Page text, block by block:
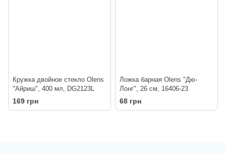
Кружка двойное стекло Olens
"Айриш", 400 мл, DG2123L
169 грн
Ложка барная Olens "Дю-
Лонг", 26 см, 16406-23
68 грн